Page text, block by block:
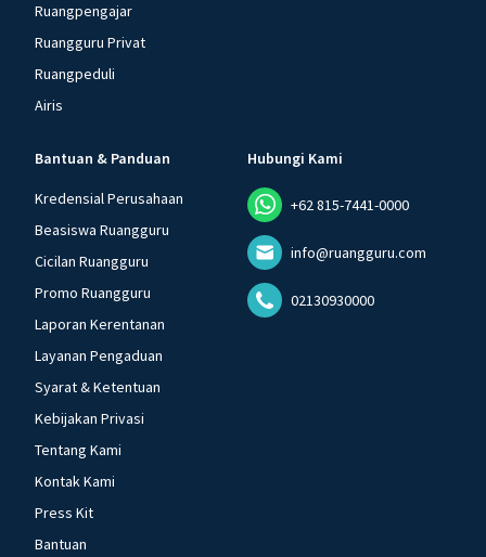
Ruangpengajar
Ruangguru Privat
Ruangpeduli
Airis
Bantuan & Panduan
Kredensial Perusahaan
Beasiswa Ruangguru
Cicilan Ruangguru
Promo Ruangguru
Laporan Kerentanan
Layanan Pengaduan
Syarat & Ketentuan
Kebijakan Privasi
Tentang Kami
Kontak Kami
Press Kit
Bantuan
Hubungi Kami
+62 815-7441-0000
info@ruangguru.com
02130930000